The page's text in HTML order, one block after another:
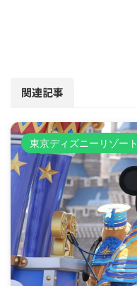
関連記事
東京ディズニーリゾート